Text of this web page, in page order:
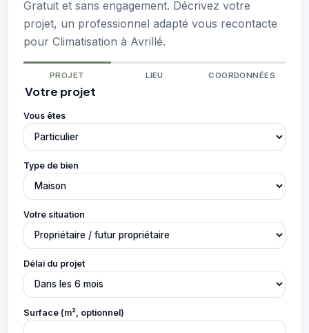
Gratuit et sans engagement. Décrivez votre
projet, un professionnel adapté vous recontacte
pour Climatisation à Avrillé.
PROJET LIEU COORDONNÉES
Votre projet
Vous êtes
Type de bien
Votre situation
Délai du projet
Surface (m², optionnel)